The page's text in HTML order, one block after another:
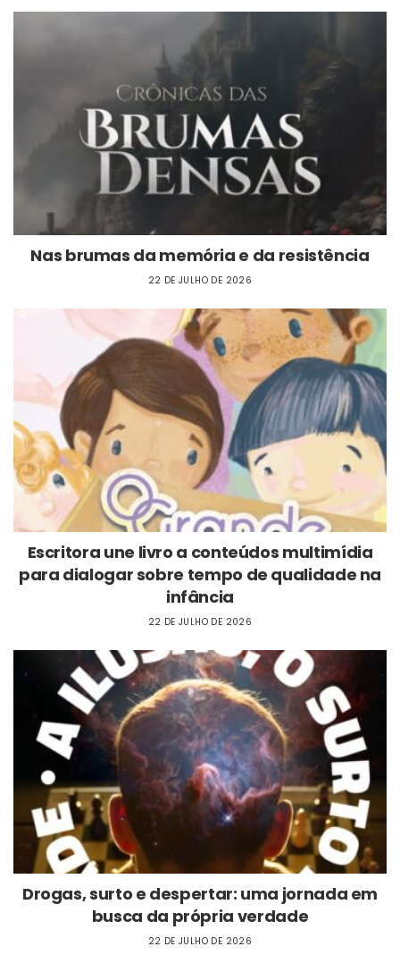
Nas brumas da memória e da resistência
22 DE JULHO DE 2026
Escritora une livro a conteúdos multimídia
para dialogar sobre tempo de qualidade na
infância
22 DE JULHO DE 2026
Drogas, surto e despertar: uma jornada em
busca da própria verdade
22 DE JULHO DE 2026